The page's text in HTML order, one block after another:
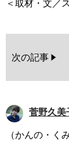
次の記事
菅野久美
（かんの・く